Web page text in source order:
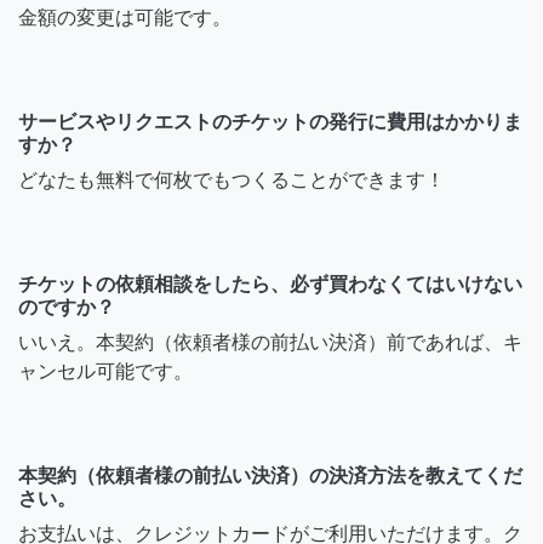
金額の変更は可能です。
サービスやリクエストのチケットの発行に費用はかかりま
すか？
どなたも無料で何枚でもつくることができます！
チケットの依頼相談をしたら、必ず買わなくてはいけない
のですか？
いいえ。本契約（依頼者様の前払い決済）前であれば、キ
ャンセル可能です。
本契約（依頼者様の前払い決済）の決済方法を教えてくだ
さい。
お支払いは、クレジットカードがご利用いただけます。ク